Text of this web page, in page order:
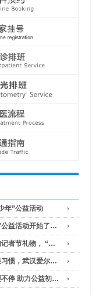
年”公益活动
公益活动开始了…
者节礼物， “…
习惯，武汉爱尔…
不停 助力公益初…